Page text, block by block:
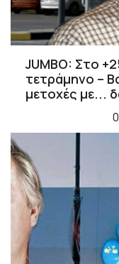
JUMBO: Στο
τετράμηνο –
μετοχές με...